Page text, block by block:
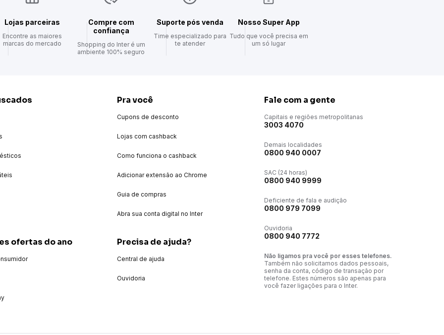
- 110V - 220V
Todas as instruções, manuais e peças necessárias para a
montagem são fornecidas junto com o produto
- 1 Sanduicheira Oster OSAN500 Inox - Manual do usuário -
Lojas parceiras
Encontre as maiores
marcas do mercado
Compre com
confiança
Shopping do Inter é um
ambiente 100% seguro
Suporte pós venda
Time especializado para
te atender
Nosso Super App
Tudo que você precisa em
um só lugar
ofertas do ano
Pra você
Cupons de desconto
Lojas com cashback
Como funciona o cashback
Adicionar extensão ao Chrome
Guia de compras
Abra sua conta digital no Inter
Precisa de ajuda?
Central de ajuda
Ouvidoria
Fale com a gente
Capitais e regiões metropolitanas
3003 4070
Demais localidades
0800 940 0007
SAC (24 horas)
0800 940 9999
Deficiente de fala e audição
0800 979 7099
Ouvidoria
0800 940 7772
Não ligamos pra você por esses telefones.
Também não solicitamos dados pessoais,
senha da conta, código de transação por
telefone. Estes números são apenas para
você fazer ligações para o Inter.